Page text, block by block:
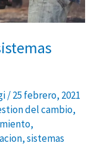
/25 febrero, 2021
del cambio,
,
,sistemas